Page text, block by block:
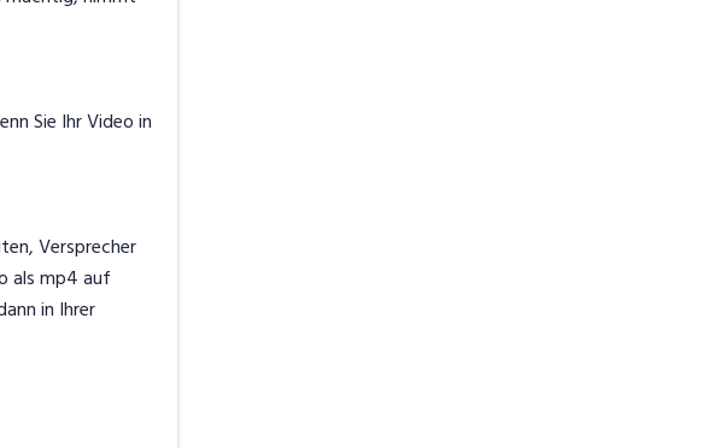
Sie Ihr Video in
Versprecher
als mp4 auf
in Ihrer